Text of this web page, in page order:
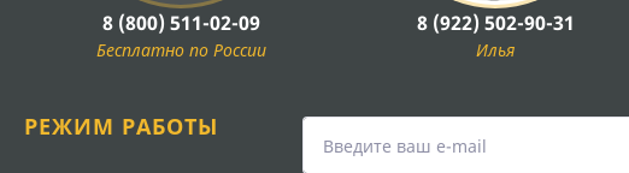
8 (800) 511-02-09
Бесплатно по России
8 (922) 502-90-31
Илья
РЕЖИМ РАБОТЫ